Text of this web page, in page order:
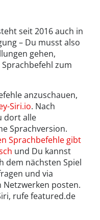
seit 2016 auch in
– Du musst also
gehen,
zum
anzuschauen,
Siri.io. Nach
dort alle
Sprachversion.
Sprachbefehle gibt
und Du kannst
dem nächsten Spiel
und via
Netzwerken posten.
rufe featured.de